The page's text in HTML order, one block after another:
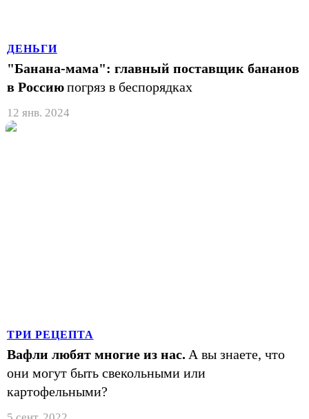
ДЕНЬГИ
"Банана-мама": главный поставщик бананов
в Россиюпогряз в беспорядках
12 янв. 2024
ТРИ РЕЦЕПТА
Вафли любят многие из нас. А вы знаете, что
они могут быть свекольными или
картофельными?